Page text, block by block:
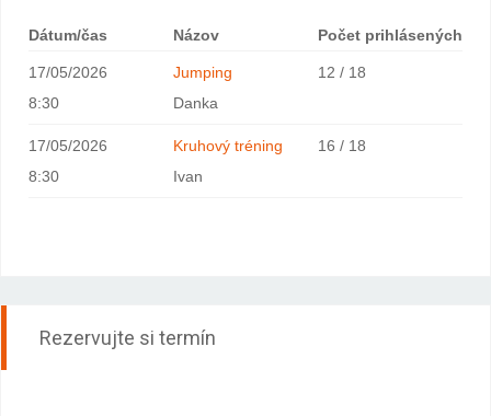
Dátum/čas Názov Počet prihlásených
17/05/2026
8:30
Jumping
Danka
12 / 18
17/05/2026
8:30
Kruhový tréning
Ivan
16 / 18
Rezervujte si termín